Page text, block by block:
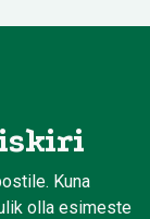
Kuna
olla esimeste